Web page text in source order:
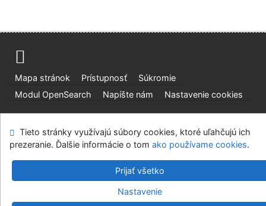
Mapa stránok Prístupnosť
Súkromie
Modul OpenSearch
Napíšte nám Nastavenie cookies
univerzite vo Zvolene
Cosmotron Slovakia, s.r.o.
Tieto stránky využívajú súbory cookies, ktoré uľahčujú ich
prezeranie. Ďalšie informácie o tom ako používame cookies.
Prijať všetko
Nastavenie